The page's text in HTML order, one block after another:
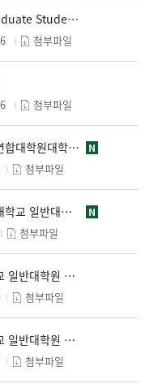
Ewha Womans University◆
첨부파일
첨부파일
[대학원] 2026학년도 제2학기 과학기술연합대학원대학교(UST) 일반대학원 학점교류 수강신청 안내(~8/4) N
첨부파일
[대학원] 2026학년도 제2학기 서울시립대학교 일반대학원 학점교류 수강신청 안내(~8/4) N
첨부파일
[대학원] 2026학년도 제2학기 한림대학교 일반대학원 학점교류 수강신청 안내(~7/26)
첨부파일
[대학원] 2026학년도 제2학기 한양대학교 일반대학원 학점교류 수강신청 안내(~7/29)
첨부파일